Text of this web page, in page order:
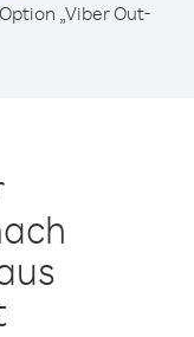
„Viber Out-